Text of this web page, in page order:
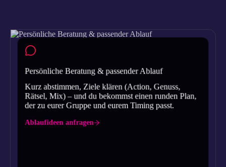
Persönliche Beratung & passender Ablauf
Kurz abstimmen, Ziele klären (Action, Genuss,
Rätsel, Mix) – und du bekommst einen runden Plan,
der zu eurer Gruppe und eurem Timing passt.
Ablaufideen anfragen